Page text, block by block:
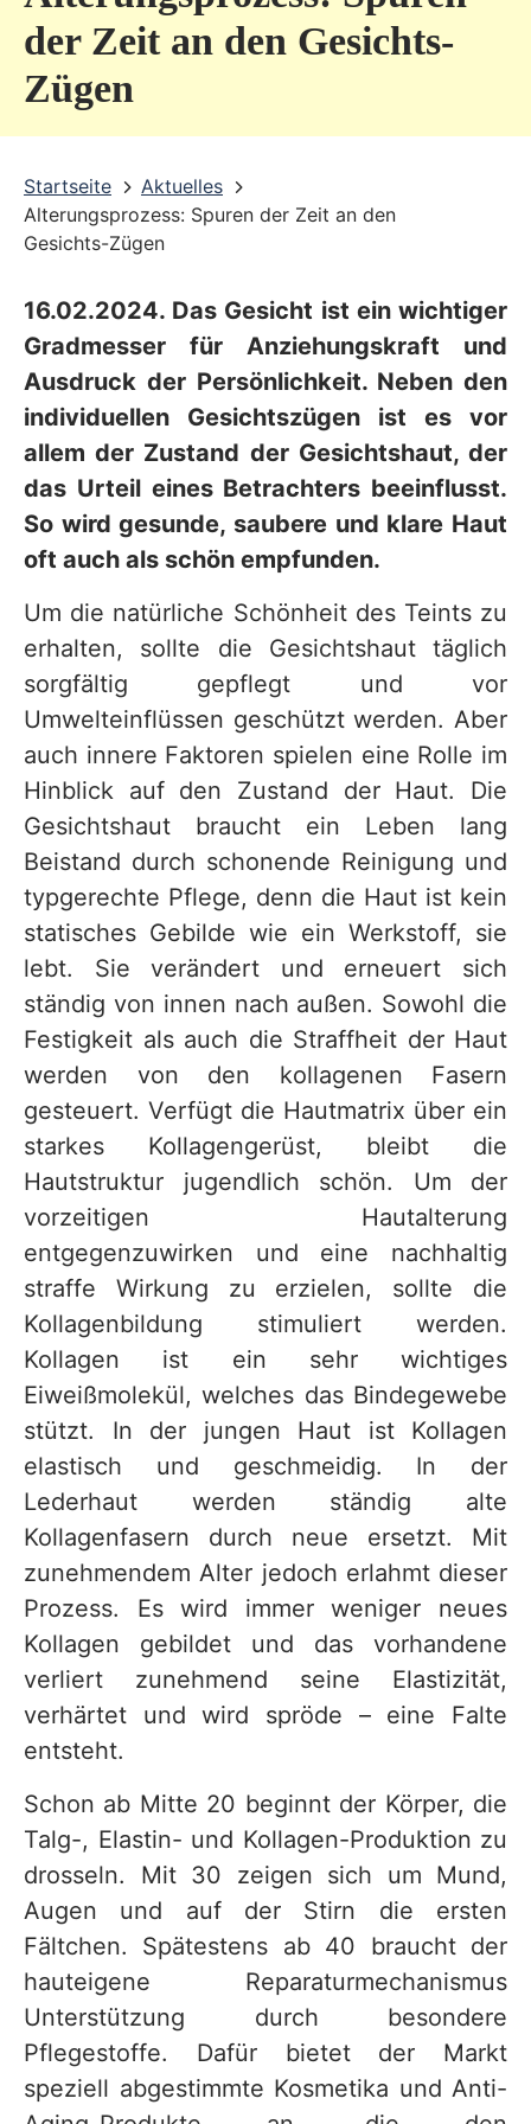
der Zeit an den Gesichts-
Zügen
Startseite
Aktuelles
Alterungsprozess: Spuren der Zeit an den
Gesichts-Zügen
16.02.2024. Das Gesicht ist ein wichtiger
Gradmesser für Anziehungskraft und
Ausdruck der Persönlichkeit. Neben den
individuellen Gesichtszügen ist es vor
allem der Zustand der Gesichtshaut, der
das Urteil eines Betrachters beeinflusst.
So wird gesunde, saubere und klare Haut
oft auch als schön empfunden.
Um die natürliche Schönheit des Teints zu
erhalten, sollte die Gesichtshaut täglich
sorgfältig gepflegt und vor
Umwelteinflüssen geschützt werden. Aber
auch innere Faktoren spielen eine Rolle im
Hinblick auf den Zustand der Haut. Die
Gesichtshaut braucht ein Leben lang
Beistand durch schonende Reinigung und
typgerechte Pflege, denn die Haut ist kein
statisches Gebilde wie ein Werkstoff, sie
lebt. Sie verändert und erneuert sich
ständig von innen nach außen. Sowohl die
Festigkeit als auch die Straffheit der Haut
werden von den kollagenen Fasern
gesteuert. Verfügt die Hautmatrix über ein
starkes Kollagengerüst, bleibt die
Hautstruktur jugendlich schön. Um der
vorzeitigen Hautalterung
entgegenzuwirken und eine nachhaltig
straffe Wirkung zu erzielen, sollte die
Kollagenbildung stimuliert werden.
Kollagen ist ein sehr wichtiges
Eiweißmolekül, welches das Bindegewebe
stützt. In der jungen Haut ist Kollagen
elastisch und geschmeidig. In der
Lederhaut werden ständig alte
Kollagenfasern durch neue ersetzt. Mit
zunehmendem Alter jedoch erlahmt dieser
Prozess. Es wird immer weniger neues
Kollagen gebildet und das vorhandene
verliert zunehmend seine Elastizität,
verhärtet und wird spröde – eine Falte
entsteht.
Schon ab Mitte 20 beginnt der Körper, die
Talg-, Elastin- und Kollagen-Produktion zu
drosseln. Mit 30 zeigen sich um Mund,
Augen und auf der Stirn die ersten
Fältchen. Spätestens ab 40 braucht der
hauteigene Reparaturmechanismus
Unterstützung durch besondere
Pflegestoffe. Dafür bietet der Markt
speziell abgestimmte Kosmetika und Anti-